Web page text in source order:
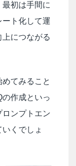
初は手間に
ト化して運
につながる
てみること
作成といっ
ンプトエン
くでしょ